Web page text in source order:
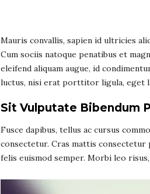
Mauris convallis, sapien id ultricies
Cum sociis natoque penatibus et
eleifend aliquam augue, id
luctus, nisi erat porttitor ligula, eget
Sit Vulputate Bibendum
Fusce dapibus, tellus ac cursus
consectetur. Cras mattis consectetur
felis euismod semper. Morbi leo